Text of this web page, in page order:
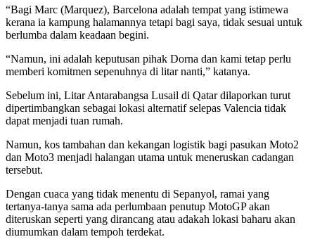
“Bagi Marc (Marquez), Barcelona adalah tempat yang istimewa
kerana ia kampung halamannya tetapi bagi saya, tidak sesuai untuk
berlumba dalam keadaan begini.
“Namun, ini adalah keputusan pihak Dorna dan kami tetap perlu
memberi komitmen sepenuhnya di litar nanti,” katanya.
Sebelum ini, Litar Antarabangsa Lusail di Qatar dilaporkan turut
dipertimbangkan sebagai lokasi alternatif selepas Valencia tidak
dapat menjadi tuan rumah.
Namun, kos tambahan dan kekangan logistik bagi pasukan Moto2
dan Moto3 menjadi halangan utama untuk meneruskan cadangan
tersebut.
Dengan cuaca yang tidak menentu di Sepanyol, ramai yang
tertanya-tanya sama ada perlumbaan penutup MotoGP akan
diteruskan seperti yang dirancang atau adakah lokasi baharu akan
diumumkan dalam tempoh terdekat.